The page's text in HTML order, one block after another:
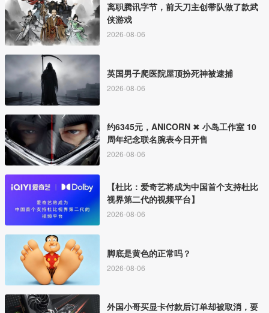
离职腾讯字节，前天刀主创带队做了款武
侠游戏
2026-08-06
英国男子爬医院屋顶扮死神被逮捕
2026-08-06
约6345元，ANICORN ✖ 小岛工作室 10
周年纪念联名腕表今日开售
2026-08-06
【杜比：爱奇艺将成为中国首个支持杜比
视界第二代的视频平台】
2026-08-06
脚底是黄色的正常吗？
2026-08-06
外国小哥买显卡付款后订单却被取消，要